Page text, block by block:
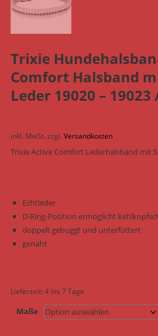
Trixie
Comfort Halsband
Leder 19020 – 19023
inkl. MwSt.zzgl.Versandkosten
Trixie Active Comfort Lederhalsband mit
Echtleder
D-Ring-Position ermöglicht
doppelt gebuggt und unterfüttert
genäht
Lieferzeit:4 bis 7 Tage
Maße